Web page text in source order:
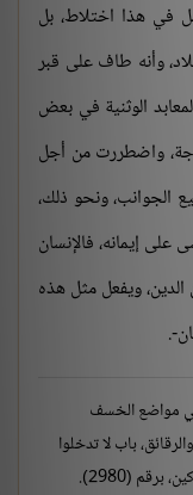
في هذا اختلاط، بل
وأنه طاف على قبر
الوثنية في بعض
واضطررت من أجل
الجوانب، ونحو ذلك،
إيمانه، فالإنسان
ويفعل مثل هذه
.
في مواضع الخسف
والرقائق، باب لا تدخلوا
(2980).